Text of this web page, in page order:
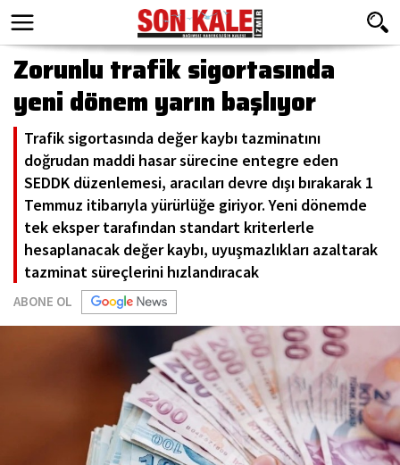
Zorunlu trafik sigortasında
yeni dönem yarın başlıyor
Trafik sigortasında değer kaybı tazminatını
doğrudan maddi hasar sürecine entegre eden
SEDDK düzenlemesi, aracıları devre dışı bırakarak 1
Temmuz itibarıyla yürürlüğe giriyor. Yeni dönemde
tek eksper tarafından standart kriterlerle
hesaplanacak değer kaybı, uyuşmazlıkları azaltarak
tazminat süreçlerini hızlandıracak
ABONE OL